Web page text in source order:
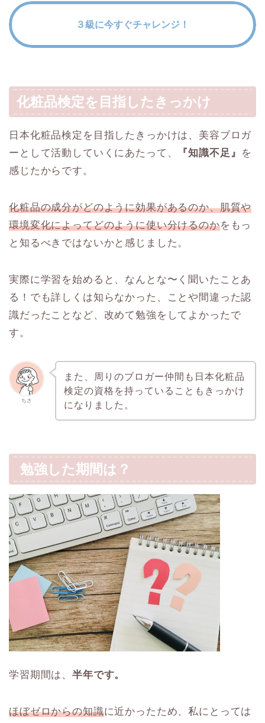
３級に今すぐチャレンジ！
化粧品検定を目指したきっかけ
日本化粧品検定を目指したきっかけは、美容ブロガ
ーとして活動していくにあたって、
『知識不足』
を
感じたからです。
化粧品の成分がどのように効果があるのか、肌質や
環境変化によってどのように使い分けるのかをもっ
と知るべきではないかと感じました。
実際に学習を始めると、なんとな〜く聞いたことあ
る！でも詳しくは知らなかった、ことや間違った認
識だったことなど、改めて勉強をしてよかったで
す。
ちさ
また、周りのブロガー仲間も日本化粧品
検定の資格を持っていることもきっかけ
になりました。
勉強した期間は？
学習期間は、半年です。
ほぼゼロからの知識に近かったため、私にとっては